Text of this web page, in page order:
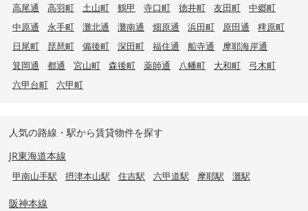
高尾通
高羽町 土山町 鶴甲 寺口町 徳井町 友田町
中郷町
中原通
永手町 灘北通 灘南通 畑原通 浜田町 原田通
稗原町
日尾町
琵琶町 備後町 深田町 福住通 船寺通
摩耶海岸通
箕岡通
都通 宮山町 森後町 薬師通 八幡町 大和町
弓木町
六甲台町
六甲町
人気の路線・駅から賃貸物件を探す
JR東海道本線
甲南山手駅 摂津本山駅 住吉駅 六甲道駅 摩耶駅 灘駅
阪神本線